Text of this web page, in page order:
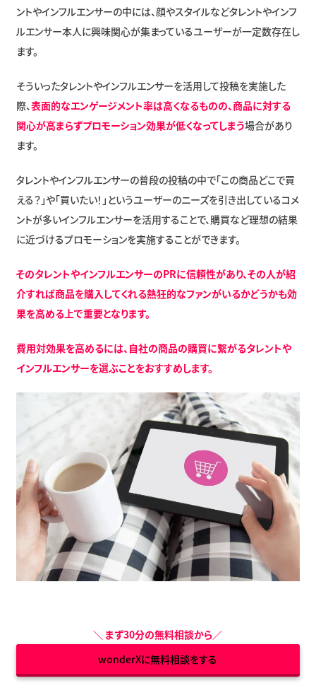
ントやインフルエンサーの中には、顔やスタイルなどタレントやインフ
ルエンサー本人に興味関心が集まっているユーザーが一定数存在し
ます。
そういったタレントやインフルエンサーを活用して投稿を実施した
際、表面的なエンゲージメント率は高くなるものの、商品に対する
関心が高まらずプロモーション効果が低くなってしまう場合があり
ます。
タレントやインフルエンサーの普段の投稿の中で「この商品どこで買
える？」や「買いたい！」というユーザーのニーズを引き出しているコメ
ントが多いインフルエンサーを活用することで、購買など理想の結果
に近づけるプロモーションを実施することができます。
そのタレントやインフルエンサーのPRに信頼性があり、その人が紹
介すれば商品を購入してくれる熱狂的なファンがいるかどうかも効
果を高める上で重要となります。
費用対効果を高めるには、自社の商品の購買に繋がるタレントや
インフルエンサーを選ぶことをおすすめします。
＼ まず30分の無料相談から／
wonderXに無料相談をする